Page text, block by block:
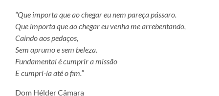
“Que importa que ao chegar eu nem pareça pássaro.
Que importa que ao chegar eu venha me arrebentando,
Caindo aos pedaços,
Sem aprumo e sem beleza.
Fundamental é cumprir a missão
E cumpri-la até o fim.”
Dom Hélder Câmara